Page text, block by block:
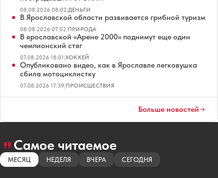
08.08.2026 08:02|ДЕНЬГИ
В Ярославской области развивается грибной туризм
08.08.2026 07:02|ПРИРОДА
В ярославской «Арене 2000» поднимут еще один
чемпионский стяг
07.08.2026 18:01|ХОККЕЙ
Опубликовано видео, как в Ярославле легковушка
сбила мотоциклистку
07.08.2026 17:39|ПРОИСШЕСТВИЯ
Больше новостей
Самое читаемое
МЕСЯЦ НЕДЕЛЯ ВЧЕРА СЕГОДНЯ